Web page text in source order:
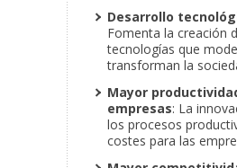
Desarrollo
Fomenta la creación
tecnologías que
transforman la
Mayor
empresas: La
los procesos
costes para las